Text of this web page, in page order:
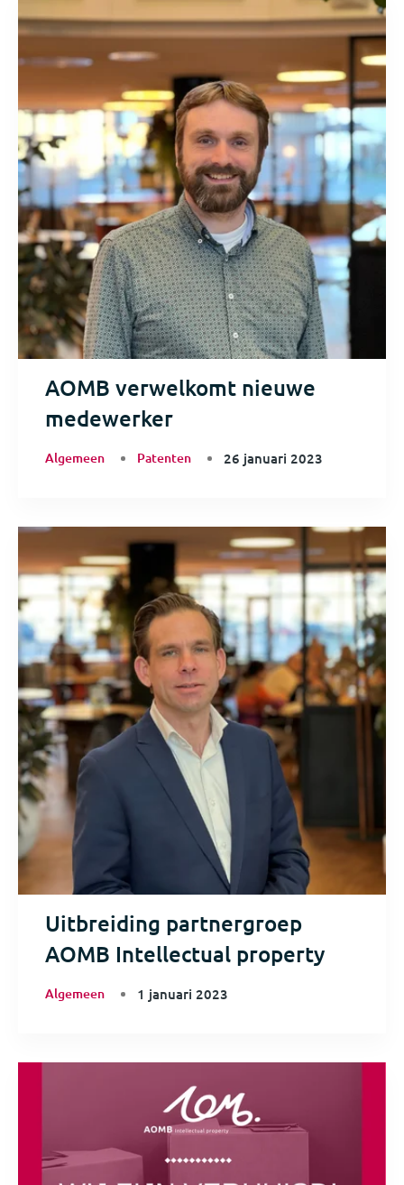
AOMB verwelkomt nieuwe
medewerker
Algemeen Patenten 26 januari 2023
Uitbreiding partnergroep
AOMB Intellectual property
Algemeen 1 januari 2023